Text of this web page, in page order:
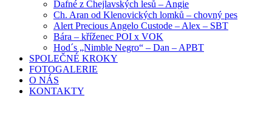
Dafné z Chejlavských lesů – Angie
Ch. Aran od Klenovických lomků – chovný pes
Alert Precious Angelo Custode – Alex – SBT
Bára – kříženec POI x VOK
Hod´s „Nimble Negro“ – Dan – APBT
SPOLEČNÉ KROKY
FOTOGALERIE
O NÁS
KONTAKTY